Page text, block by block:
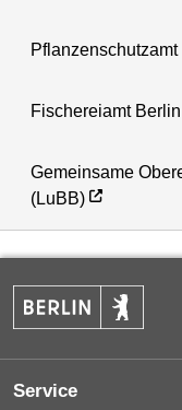
Pflanzenschutzamt
Fischereiamt Berlin
Gemeinsame
(LuBB)
Service